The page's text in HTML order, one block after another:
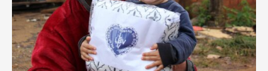
me ajudando, ainda mais agora,
que estou sem minha casa.
Preciso muito disso aqui [refere-